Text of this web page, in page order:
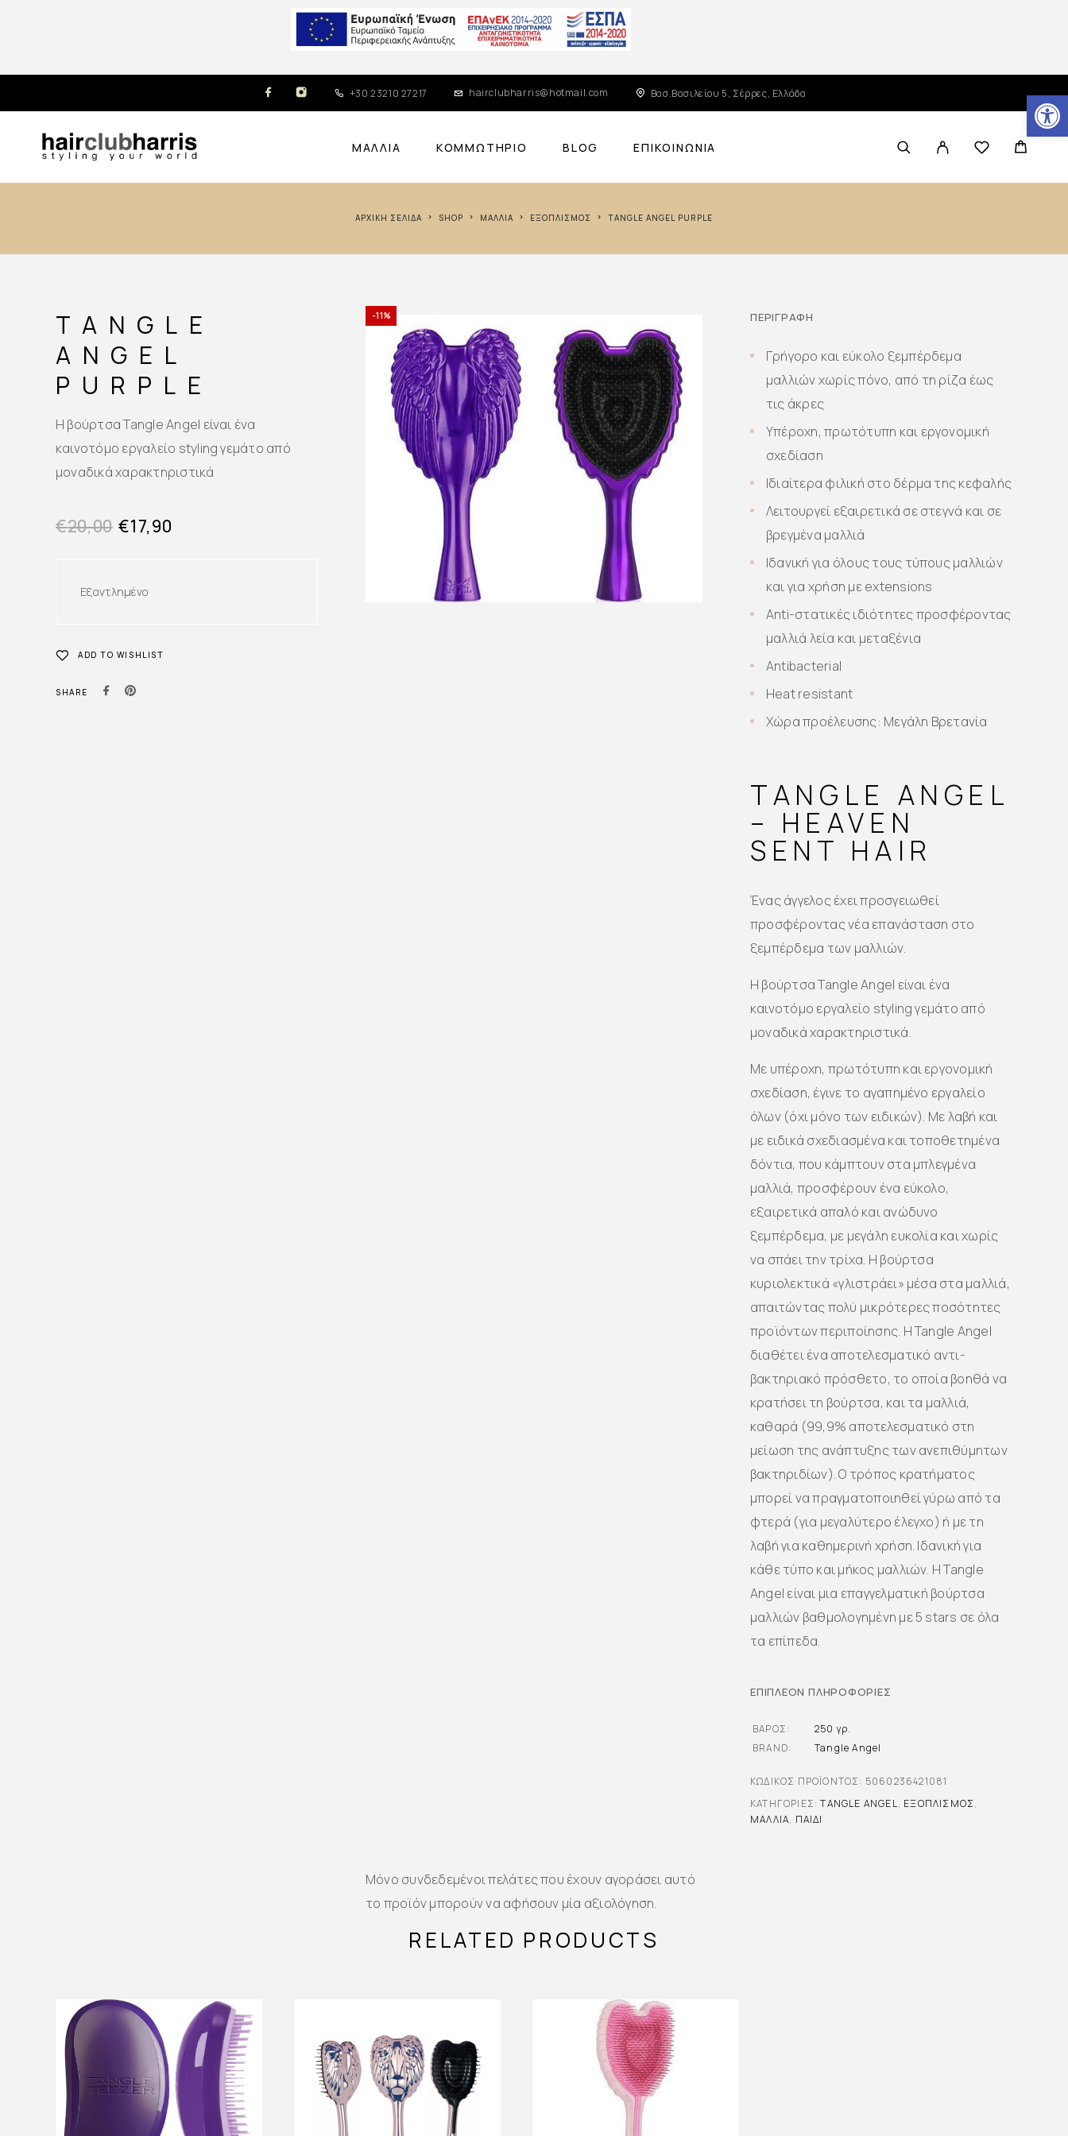
Ανοίξτε τη γραμμή εργαλείων
+30 23210 27217 hairclubharris@hotmail.com Βασ.Βασιλείου 5, Σέρρες, Ελλάδα
ΜΑΛΛΙΆ ΚΟΜΜΩΤΉΡΙΟ BLOG ΕΠΙΚΟΙΝΩΝΊΑ
ΑΡΧΙΚΉ ΣΕΛΊΔΑ SHOP ΜΑΛΛΙΆ ΕΞΟΠΛΙΣΜΌΣ TANGLE ANGEL PURPLE
-11%
TANGLE
ANGEL
PURPLE
Η βούρτσα Tangle Angel είναι ένα
καινοτόμο εργαλείο styling γεμάτο από
μοναδικά χαρακτηριστικά
€20,00 €17,90
Εξαντλημένο
ADD TO WISHLIST
SHARE
ΠΕΡΙΓΡΑΦΉ
Γρήγορο και εύκολο ξεμπέρδεμα
μαλλιών χωρίς πόνο, από τη ρίζα έως
τις άκρες
Υπέροχη, πρωτότυπη και εργονομική
σχεδίαση
Ιδιαίτερα φιλική στο δέρμα της κεφαλής
Λειτουργεί εξαιρετικά σε στεγνά και σε
βρεγμένα μαλλιά
Ιδανική για όλους τους τύπους μαλλιών
και για χρήση με extensions
Anti-στατικές ιδιότητες προσφέροντας
μαλλιά λεία και μεταξένια
Antibacterial
Heat resistant
Χώρα προέλευσης: Μεγάλη Βρετανία
TANGLE ANGEL
– HEAVEN
SENT HAIR
Ένας άγγελος έχει προσγειωθεί
προσφέροντας νέα επανάσταση στο
ξεμπέρδεμα των μαλλιών.
Η βούρτσα Tangle Angel είναι ένα
καινοτόμο εργαλείο styling γεμάτο από
μοναδικά χαρακτηριστικά.
Με υπέροχη, πρωτότυπη και εργονομική
σχεδίαση, έγινε το αγαπημένο εργαλείο
όλων (όχι μόνο των ειδικών). Με λαβή και
με ειδικά σχεδιασμένα και τοποθετημένα
δόντια, που κάμπτουν στα μπλεγμένα
μαλλιά, προσφέρουν ένα εύκολο,
εξαιρετικά απαλό και ανώδυνο
ξεμπέρδεμα, με μεγάλη ευκολία και χωρίς
να σπάει την τρίχα. Η βούρτσα
κυριολεκτικά «γλιστράει» μέσα στα μαλλιά,
απαιτώντας πολύ μικρότερες ποσότητες
προϊόντων περιποίησης. Η Tangle Angel
διαθέτει ένα αποτελεσματικό αντι-
βακτηριακό πρόσθετο, το οποία βοηθά να
κρατήσει τη βούρτσα, και τα μαλλιά,
καθαρά (99,9% αποτελεσματικό στη
μείωση της ανάπτυξης των ανεπιθύμητων
βακτηριδίων). Ο τρόπος κρατήματος
μπορεί να πραγματοποιηθεί γύρω από τα
φτερά (για μεγαλύτερο έλεγχο) ή με τη
λαβή για καθημερινή χρήση. Ιδανική για
κάθε τύπο και μήκος μαλλιών. Η Tangle
Angel είναι μια επαγγελματική βούρτσα
μαλλιών βαθμολογημένη με 5 stars σε όλα
τα επίπεδα.
ΕΠΙΠΛΈΟΝ ΠΛΗΡΟΦΟΡΊΕΣ
ΒΆΡΟΣ
250 γρ.
BRAND
Tangle Angel
ΚΩΔΙΚΌΣ ΠΡΟΪΌΝΤΟΣ: 5060236421081
ΚΑΤΗΓΟΡΊΕΣ:TANGLE ANGEL, ΕΞΟΠΛΙΣΜΌΣ,
ΜΑΛΛΙΆ, ΠΑΙΔΊ
Μόνο συνδεδεμένοι πελάτες που έχουν αγοράσει αυτό
το προϊόν μπορούν να αφήσουν μία αξιολόγηση.
RELATED PRODUCTS